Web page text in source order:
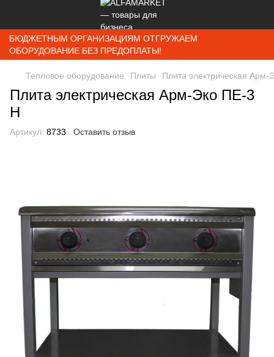
БЮДЖЕТНЫМ ОРГАНИЗАЦИЯМ ОТГРУЖАЕМ
ОБОРУДОВАНИЕ БЕЗ ПРЕДОПЛАТЫ!
Тепловое оборудование Плиты Плита электрическая
Плита электрическая Арм-Эко ПЕ-3
Н
Артикул: 8733 Оставить отзыв